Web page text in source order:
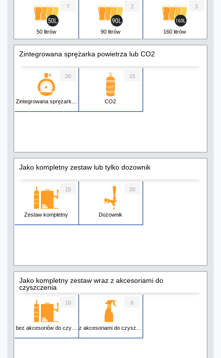
50 litrów
7
90 litrów
2
160 litrów
3
Zintegrowana sprężarka powietrza lub CO2
Zintegrowana sprężarka powietrza
20
CO2
15
Jako kompletny zestaw lub tylko dozownik
Zestaw kompletny
15
Dozownik
20
Jako kompletny zestaw wraz z akcesoriami do
czyszczenia
bez akcesoriów do czyszczenia
10
z akcesoriami do czyszczenia
6